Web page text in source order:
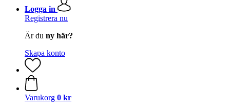
Logga in
Registrera nu
Är du ny här?
Skapa konto
Varukorg 0 kr